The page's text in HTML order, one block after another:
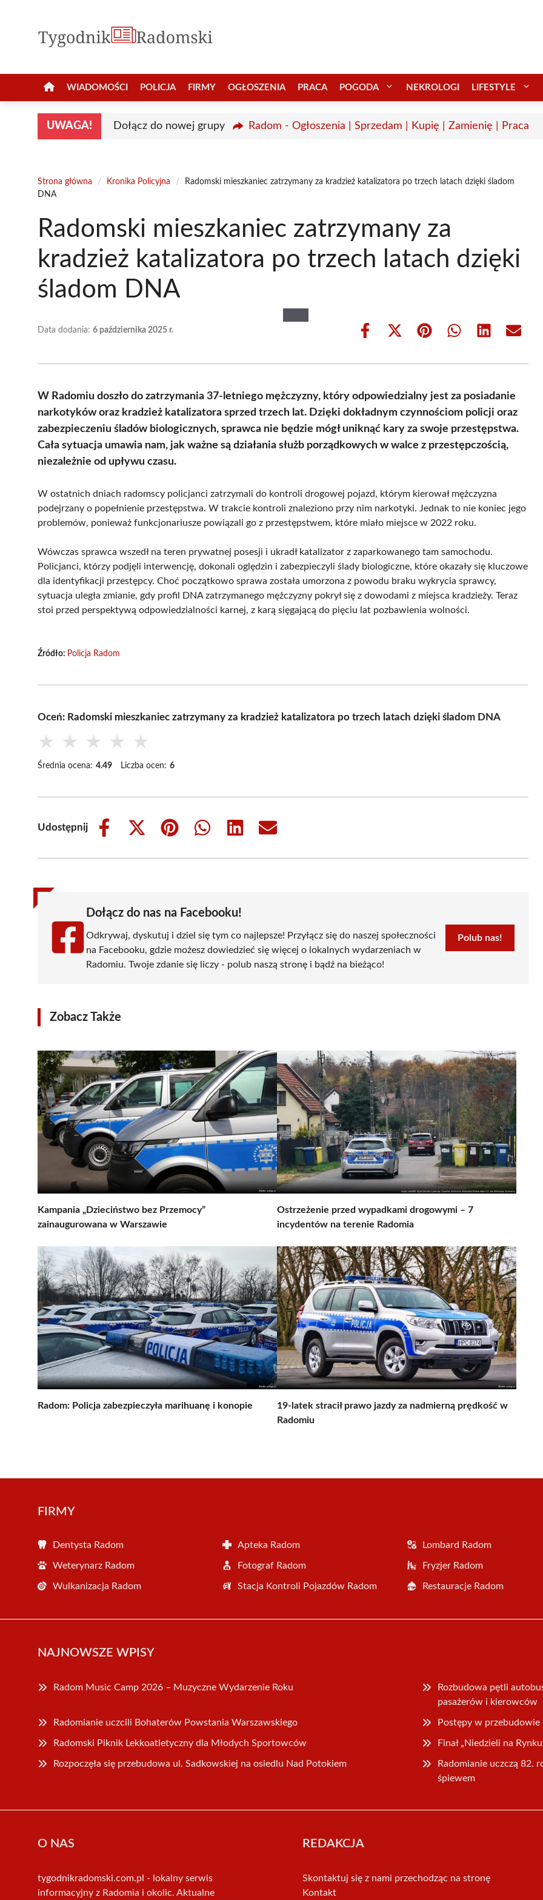
WIADOMOŚCI POLICJA FIRMY OGŁOSZENIA PRACA POGODA NEKROLOGI LIFESTYLE
UWAGA! Dołącz do nowej grupy Radom - Ogłoszenia | Sprzedam | Kupię | Zamienię | Praca
Strona główna / Kronika Policyjna /
Radomski mieszkaniec zatrzymany za kradzież katalizatora po trzech latach dzięki śladom
DNA
Radomski mieszkaniec zatrzymany za
kradzież katalizatora po trzech latach dzięki
śladom DNA
Data dodania: 6 października 2025 r.
Share
Share
(Twitter)
Share Share Share Share
W Radomiu doszło do zatrzymania 37-letniego mężczyzny, który odpowiedzialny jest za posiadanie
narkotyków oraz kradzież katalizatora sprzed trzech lat. Dzięki dokładnym czynnościom policji oraz
zabezpieczeniu śladów biologicznych, sprawca nie będzie mógł uniknąć kary za swoje przestępstwa.
Cała sytuacja umawia nam, jak ważne są działania służb porządkowych w walce z przestępczością,
niezależnie od upływu czasu.
W ostatnich dniach radomscy policjanci zatrzymali do kontroli drogowej pojazd, którym kierował mężczyzna
podejrzany o popełnienie przestępstwa. W trakcie kontroli znaleziono przy nim narkotyki. Jednak to nie koniec jego
problemów, ponieważ funkcjonariusze powiązali go z przestępstwem, które miało miejsce w 2022 roku.
Wówczas sprawca wszedł na teren prywatnej posesji i ukradł katalizator z zaparkowanego tam samochodu.
Policjanci, którzy podjęli interwencję, dokonali oględzin i zabezpieczyli ślady biologiczne, które okazały się kluczowe
dla identyfikacji przestępcy. Choć początkowo sprawa została umorzona z powodu braku wykrycia sprawcy,
sytuacja uległa zmianie, gdy profil DNA zatrzymanego mężczyzny pokrył się z dowodami z miejsca kradzieży. Teraz
stoi przed perspektywą odpowiedzialności karnej, z karą sięgającą do pięciu lat pozbawienia wolności.
Źródło: Policja Radom
Oceń: Radomski mieszkaniec zatrzymany za kradzież katalizatora po trzech latach dzięki śladom DNA
★ ★ ★ ★ ★
Średnia ocena: 4.49 Liczba ocen: 6
Udostępnij
Share
Share
(Twitter)
Share
Share
Share
Share
Dołącz do nas na Facebooku!
Odkrywaj, dyskutuj i dziel się tym co najlepsze! Przyłącz się do naszej społeczności
na Facebooku, gdzie możesz dowiedzieć się więcej o lokalnych wydarzeniach w
Radomiu. Twoje zdanie się liczy - polub naszą stronę i bądź na bieżąco!
Polub nas!
Zobacz Także
Kampania „Dzieciństwo bez Przemocy”
zainaugurowana w Warszawie
Ostrzeżenie przed wypadkami drogowymi – 7
incydentów na terenie Radomia
Radom: Policja zabezpieczyła marihuanę i konopie
19-latek stracił prawo jazdy za nadmierną prędkość w
Radomiu
FIRMY
Dentysta Radom Apteka Radom Lombard Radom
Weterynarz Radom Fotograf Radom Fryzjer Radom
Wulkanizacja Radom Stacja Kontroli Pojazdów Radom Restauracje Radom
NAJNOWSZE WPISY
Radom Music Camp 2026 – Muzyczne Wydarzenie Roku
Rozbudowa pętli
pasażerów i kierowców
Radomianie uczcili Bohaterów Powstania Warszawskiego Postępy w
Radomski Piknik Lekkoatletyczny dla Młodych Sportowców Finał „Niedzieli na
Rozpoczęła się przebudowa ul. Sadkowskiej na osiedlu Nad Potokiem
Radomianie uczczą 82.
śpiewem
O NAS
tygodnikradomski.com.pl - lokalny serwis
informacyjny z Radomia i okolic. Aktualne
REDAKCJA
Skontaktuj się z nami przechodząc na stronę
Kontakt